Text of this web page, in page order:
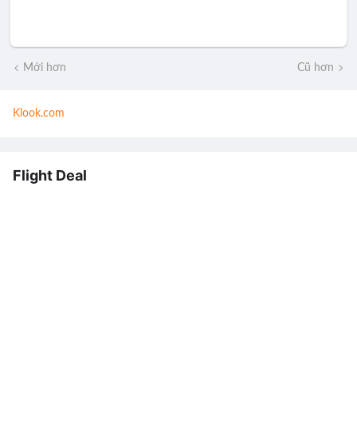
Mới hơn Cũ hơn
Klook.com
Flight Deal